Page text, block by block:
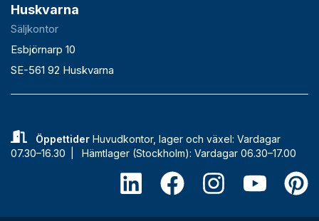
Huskvarna
Säljkontor
Esbjörnarp 10
SE-561 92 Huskvarna
ÖppettiderHuvudkontor, lager och växel: Vardagar
07.30–16.30 | Hämtlager (Stockholm): Vardagar 06.30–17.00